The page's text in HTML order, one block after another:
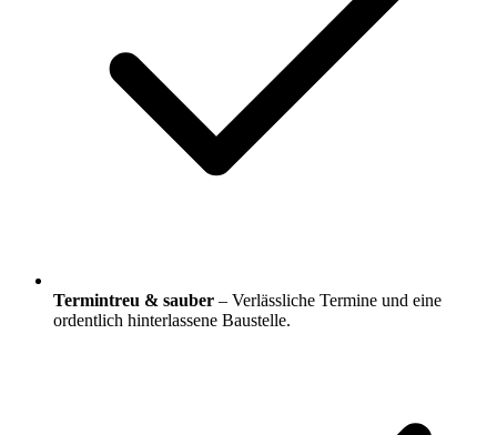
Termintreu & sauber – Verlässliche Termine und eine
ordentlich hinterlassene Baustelle.